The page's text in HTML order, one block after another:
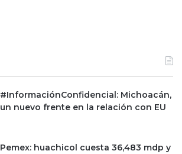
#InformaciónConfidencial: Michoacán,
un nuevo frente en la relación con EU
Pemex: huachicol cuesta 36,483 mdp y